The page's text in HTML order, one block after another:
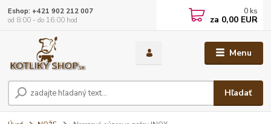
Menu
Hľadať
Eshop: +421 902 212 007
od 8:00 - do 16:00 hod
0 ks
za 0,00 EUR